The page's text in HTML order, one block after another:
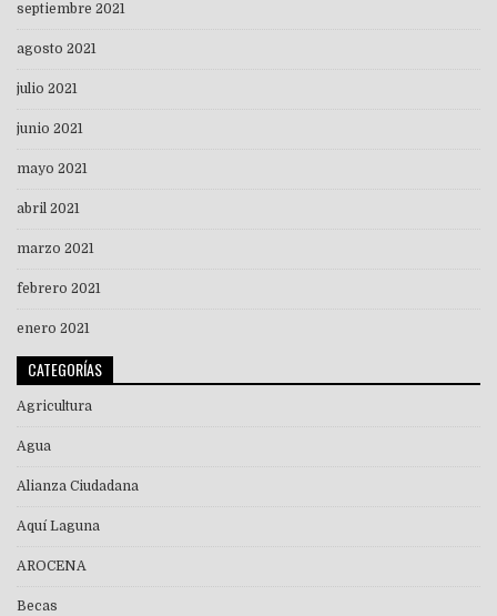
septiembre 2021
agosto 2021
julio 2021
junio 2021
mayo 2021
abril 2021
marzo 2021
febrero 2021
enero 2021
CATEGORÍAS
Agricultura
Agua
Alianza Ciudadana
Aquí Laguna
AROCENA
Becas